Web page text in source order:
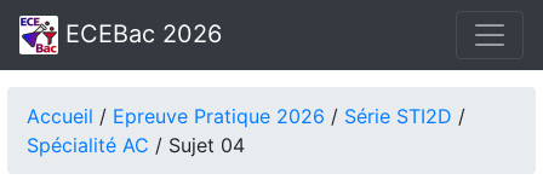
ECEBac 2026
Accueil / Epreuve Pratique 2026 / Série STI2D /
Spécialité AC / Sujet 04